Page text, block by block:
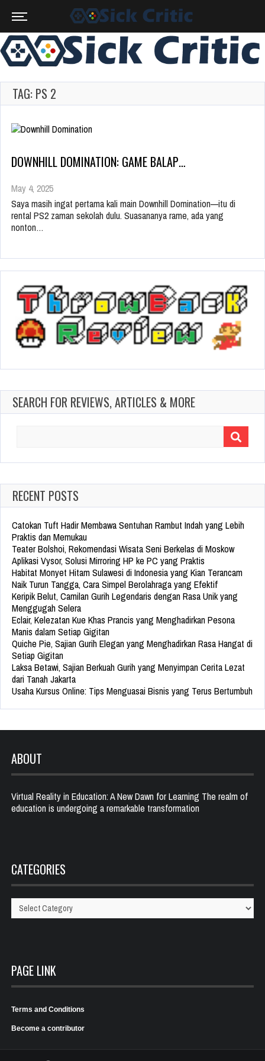
TAG: PS 2
DOWNHILL DOMINATION: GAME BALAP…
May 4, 2025
Saya masih ingat pertama kali main Downhill Domination—itu di
rental PS2 zaman sekolah dulu. Suasananya rame, ada yang
nonton…
SEARCH FOR REVIEWS, ARTICLES & MORE
RECENT POSTS
Catokan Tuft Hadir Membawa Sentuhan Rambut Indah yang Lebih
Praktis dan Memukau
Teater Bolshoi, Rekomendasi Wisata Seni Berkelas di Moskow
Aplikasi Vysor, Solusi Mirroring HP ke PC yang Praktis
Habitat Monyet Hitam Sulawesi di Indonesia yang Kian Terancam
Naik Turun Tangga, Cara Simpel Berolahraga yang Efektif
Keripik Belut, Camilan Gurih Legendaris dengan Rasa Unik yang
Menggugah Selera
Eclair, Kelezatan Kue Khas Prancis yang Menghadirkan Pesona
Manis dalam Setiap Gigitan
Quiche Pie, Sajian Gurih Elegan yang Menghadirkan Rasa Hangat di
Setiap Gigitan
Laksa Betawi, Sajian Berkuah Gurih yang Menyimpan Cerita Lezat
dari Tanah Jakarta
Usaha Kursus Online: Tips Menguasai Bisnis yang Terus Bertumbuh
ABOUT
Virtual Reality in Education: A New Dawn for Learning The realm of
education is undergoing a remarkable transformation
CATEGORIES
Categories
PAGE LINK
Terms and Conditions
Become a contributor